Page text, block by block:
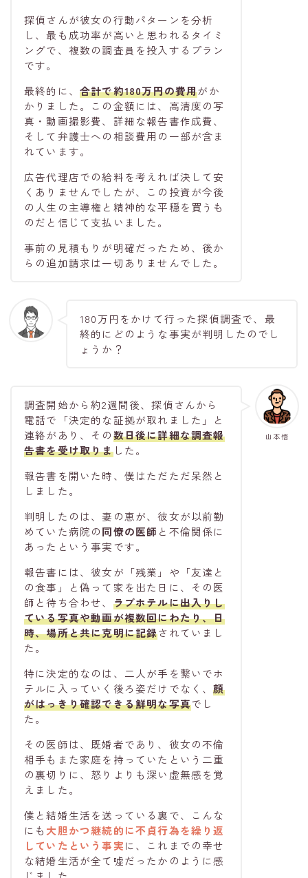
探偵さんが彼女の行動パターンを分析
し、最も成功率が高いと思われるタイミ
ングで、複数の調査員を投入するプラン
です。
最終的に、 合計で約180万円の費用がか
かりました。この金額には、高清度の写
真・動画撮影費、詳細な報告書作成費、
そして弁護士への相談費用の一部が含ま
れています。
広告代理店での給料を考えれば決して安
くありませんでしたが、この投資が今後
の人生の主導権と精神的な平穏を買うも
のだと信じて支払いました。
事前の見積もりが明確だったため、後か
らの追加請求は一切ありませんでした。
180万円をかけて行った探偵調査で、最
終的にどのような事実が判明したのでし
ょうか？
山本悟
調査開始から約2週間後、探偵さんから
電話で「決定的な証拠が取れました」と
連絡があり、その数日後に詳細な調査報
告書を受け取りました。
報告書を開いた時、僕はただただ呆然と
しました。
判明したのは、妻の恵が、彼女が以前勤
めていた病院の同僚の医師 と不倫関係に
あったという事実です。
報告書には、彼女が「残業」や「友達と
の食事」と偽って家を出た日に、その医
師と待ち合わせ、 ラブホテルに出入りし
ている写真や動画が複数回にわたり、日
時、場所と共に克明に記録されていまし
た。
特に決定的なのは、二人が手を繋いでホ
テルに入っていく後ろ姿だけでなく、顔
がはっきり確認できる鮮明な写真でし
た。
その医師は、既婚者であり、彼女の不倫
相手もまた家庭を持っていたという二重
の裏切りに、怒りよりも深い虚無感を覚
えました。
僕と結婚生活を送っている裏で、こんな
にも 大胆かつ継続的に不貞行為を繰り返
していたという事実に、これまでの幸せ
な結婚生活が全て嘘だったかのように感